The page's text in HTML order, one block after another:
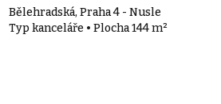
Bělehradská, Praha 4 - Nusle
Typ kanceláře • Plocha 144 m²